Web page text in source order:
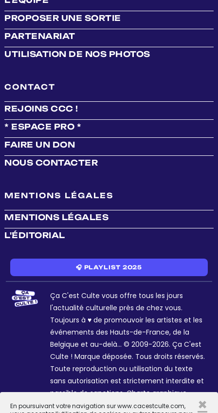
En poursuivant votre navigation sur www.cacestculte.com,
×
PROPOSER UNE SORTIE
PARTENARIAT
UTILISATION DE NOS PHOTOS
CONTACT
REJOINS CCC !
* ESPACE PRO *
FAIRE UN DON
NOUS CONTACTER
MENTIONS LÉGALES
MENTIONS LÉGALES
L'ÉDITORIAL
🎧 PLAYLIST 2025
Ça C'est Culte vous offre tous les jours
l'actualité culturelle près de chez vous.
Toujours à ♥ de promouvoir les artistes et les
événements des Hauts-de-France, de la
Belgique et au-delà... © 2009-2026. Ça C'est
Culte ! Marque déposée. Tous droits réservés.
Toute reproduction ou utilisation du texte
sans autorisation est strictement interdite et
passible de sanctions. Charte graphique
Sophie R. et Céline Galant.